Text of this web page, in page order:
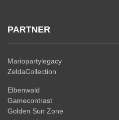
PARTNER
Mariopartylegacy
ZeldaCollection
Elbenwald
Gamecontrast
Golden Sun Zone